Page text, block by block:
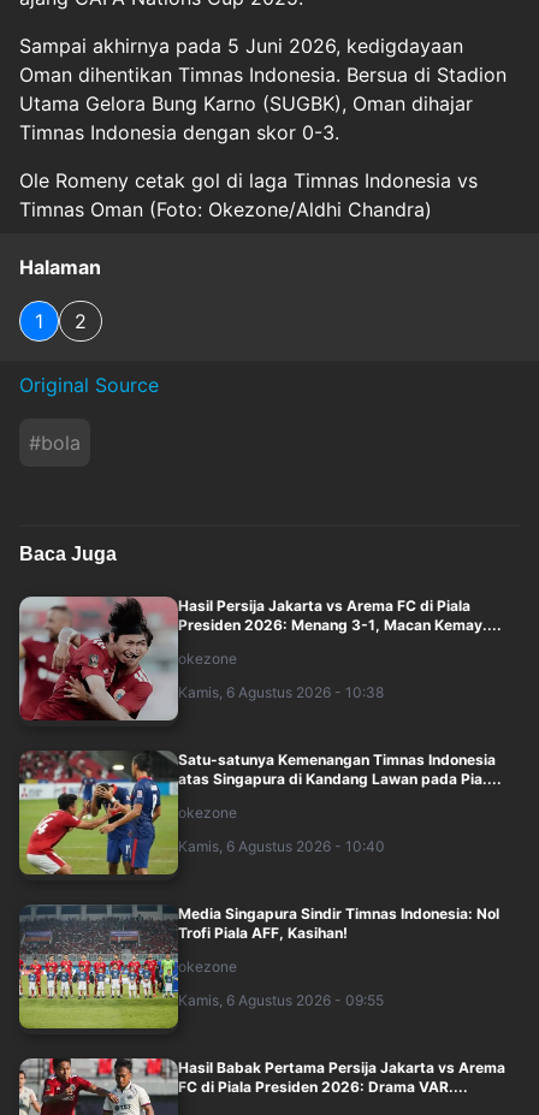
Sampai akhirnya pada 5 Juni 2026, kedigdayaan
Oman dihentikan Timnas Indonesia. Bersua di Stadion
Utama Gelora Bung Karno (SUGBK), Oman dihajar
Timnas Indonesia dengan skor 0-3.
Ole Romeny cetak gol di laga Timnas Indonesia vs
Timnas Oman (Foto: Okezone/Aldhi Chandra)
Halaman
1 2
Original Source
#bola
Baca Juga
Hasil Persija Jakarta vs Arema FC di Piala
Presiden 2026: Menang 3-1, Macan Kemay....
okezone
Kamis, 6 Agustus 2026 - 10:38
Satu-satunya Kemenangan Timnas Indonesia
atas Singapura di Kandang Lawan pada Pia....
okezone
Kamis, 6 Agustus 2026 - 10:40
Media Singapura Sindir Timnas Indonesia: Nol
Trofi Piala AFF, Kasihan!
okezone
Kamis, 6 Agustus 2026 - 09:55
Hasil Babak Pertama Persija Jakarta vs Arema
FC di Piala Presiden 2026: Drama VAR....